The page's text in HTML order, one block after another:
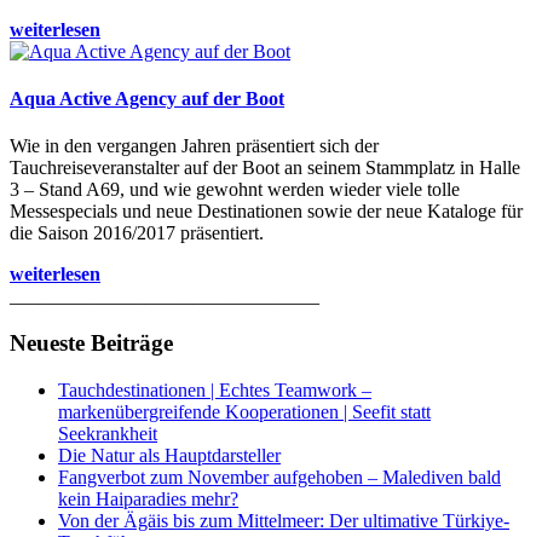
weiterlesen
Aqua Active Agency auf der Boot
Wie in den vergangen Jahren präsentiert sich der
Tauchreiseveranstalter auf der Boot an seinem Stammplatz in Halle
3 – Stand A69, und wie gewohnt werden wieder viele tolle
Messespecials und neue Destinationen sowie der neue Kataloge für
die Saison 2016/2017 präsentiert.
weiterlesen
Neueste Beiträge
Tauchdestinationen | Echtes Teamwork –
markenübergreifende Kooperationen | Seefit statt
Seekrankheit
Die Natur als Hauptdarsteller
Fangverbot zum November aufgehoben – Malediven bald
kein Haiparadies mehr?
Von der Ägäis bis zum Mittelmeer: Der ultimative Türkiye-